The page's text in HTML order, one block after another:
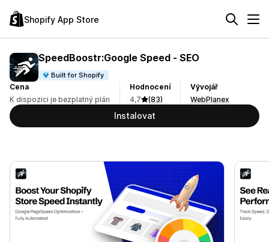
Shopify App Store
SpeedBoostr:Google Speed ‑ SEO
Built for Shopify
Cena
K dispozici je bezplatný plán
Hodnocení
4,7
(83)
Vývojář
WebPlanex
Instalovat